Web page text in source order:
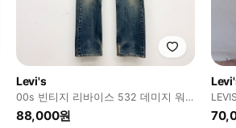
Levi's
00s 빈티지 리바이스 532 데미지 워
싱 청바지
88,000원